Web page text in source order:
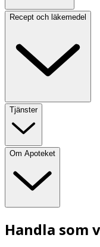
Recept och läkemedel
Tjänster
Om Apoteket
Handla som